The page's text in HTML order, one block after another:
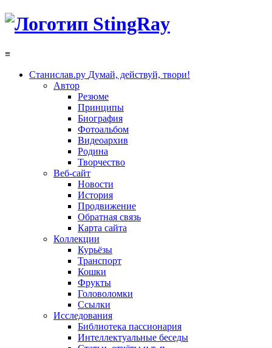
≡
Станислав.ру Думай, действуй, твори!
Автор
Резюме
Принципы
Биография
Фотоальбом
Видеоархив
Родина
Творчество
Веб-сайт
Новости
История
Продвижение
Обратная связь
Карта сайта
Коллекции
Курьёзы
Транспорт
Кошки
Фрукты
Головоломки
Ссылки
Исследования
Библиотека пассионария
Интеллектуальные беседы